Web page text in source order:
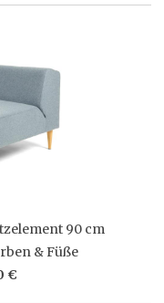
90 cm
& Füße
€